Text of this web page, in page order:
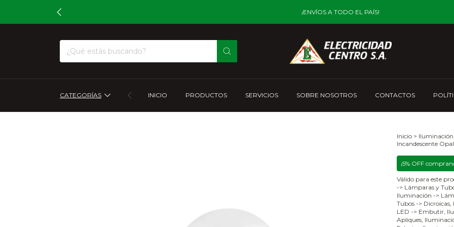
¡ENVÍOS A TODO EL PAÍS!
CATEGORÍAS INICIO PRODUCTOS SERVICIOS SOBRE NOSOTROS CONTACTOS
Inicio > Iluminación
Incandescente
¡5% OFF
Válido para este
-> Lámparas y
Iluminación ->
Tubos ->
LED -> Embutir,
Apliques,